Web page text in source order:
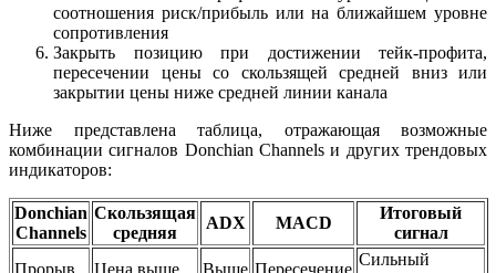
соотношения риск/прибыль или на ближайшем уровне
сопротивления
Закрыть позицию при достижении тейк-профита,
пересечении цены со скользящей средней вниз или
закрытии цены ниже средней линии канала
Ниже представлена таблица, отражающая возможные
комбинации сигналов Donchian Channels и других трендовых
индикаторов:
Donchian
Channels
Скользящая
средняя
ADX MACD
Итоговый
сигнал
Прорыв
Цена выше
Выше Пересечение
Сильный